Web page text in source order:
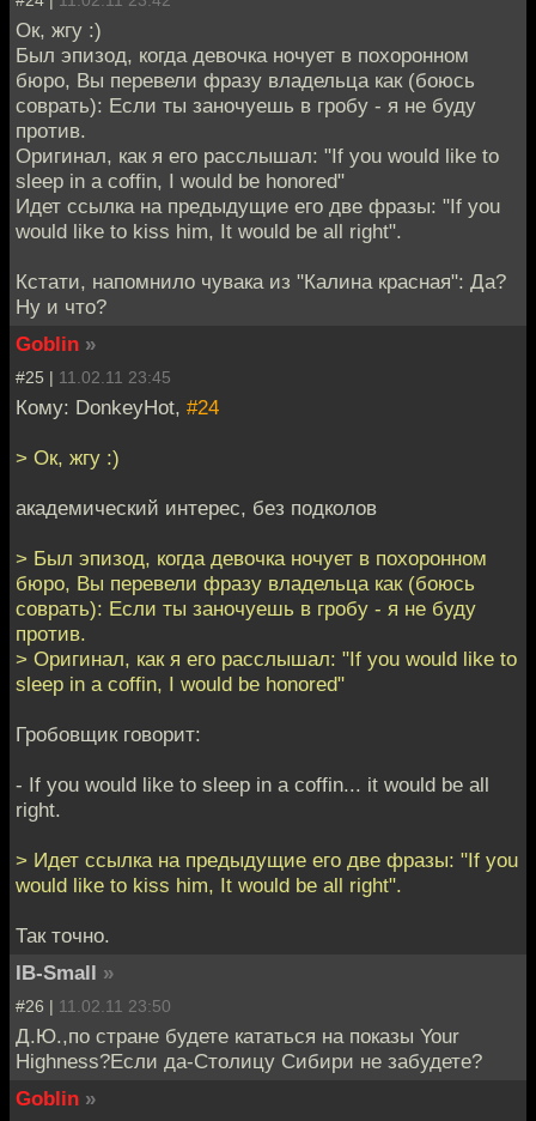
Ок, жгу :)
Был эпизод, когда девочка ночует в похоронном
бюро, Вы перевели фразу владельца как (боюсь
соврать): Если ты заночуешь в гробу - я не буду
против.
Оригинал, как я его расслышал: "If you would like to
sleep in a coffin, I would be honored"
Идет ссылка на предыдущие его две фразы: "If you
would like to kiss him, It would be all right".
Кстати, напомнило чувака из "Калина красная": Да?
Ну и что?
Goblin »
#25 | 11.02.11 23:45
Кому: DonkeyHot, #24
> Ок, жгу :)
академический интерес, без подколов
> Был эпизод, когда девочка ночует в похоронном
бюро, Вы перевели фразу владельца как (боюсь
соврать): Если ты заночуешь в гробу - я не буду
против.
> Оригинал, как я его расслышал: "If you would like to
sleep in a coffin, I would be honored"
Гробовщик говорит:
- If you would like to sleep in a coffin... it would be all
right.
> Идет ссылка на предыдущие его две фразы: "If you
would like to kiss him, It would be all right".
Так точно.
IB-Small »
#26 | 11.02.11 23:50
Д.Ю.,по стране будете кататься на показы Your
Highness?Если да-Столицу Сибири не забудете?
Goblin »